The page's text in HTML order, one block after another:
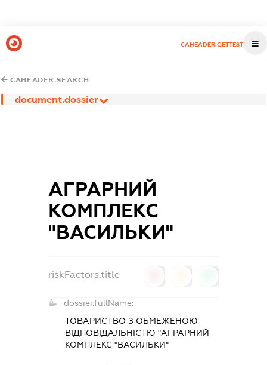
CAHEADER.GETTEST
CAHEADER.SEARCH
document.dossier
АГРАРНИЙ
КОМПЛЕКС
"ВАСИЛЬКИ"
riskFactors.title
dossier.fullName:
ТОВАРИСТВО З ОБМЕЖЕНОЮ
ВІДПОВІДАЛЬНІСТЮ "АГРАРНИЙ
КОМПЛЕКС "ВАСИЛЬКИ"